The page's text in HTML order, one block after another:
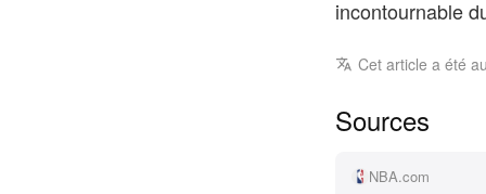
incontournable
Cet article a été
Sources
NBA.com